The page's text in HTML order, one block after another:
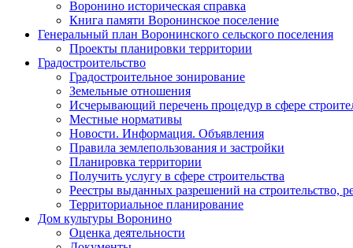
Воронино историческая справка
Книга памяти Воронинское поселение
Генеральный план Воронинского сельского поселения
Проекты планировки территории
Градостроительство
Градостроительное зонирование
Земельные отношения
Исчерывающий перечень процедур в сфере
Местные нормативы
Новости. Информация. Объявления
Правила землепользования и застройки
Планировка территории
Получить услугу в сфере строительства
Реестры выданных разрешений на строительство,
Территориальное планирование
Дом культуры Воронино
Оценка деятельности